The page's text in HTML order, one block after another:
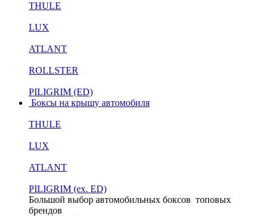
THULE
LUX
ATLANT
ROLLSTER
PILIGRIM (ED)
Боксы на крышу автомобиля
THULE
LUX
ATLANT
PILIGRIM (ex. ED)
Большой выбор автомобильных боксов топовых
брендов